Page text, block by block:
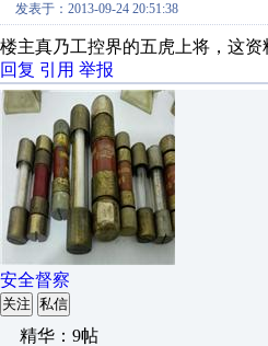
发表于：2013-09-24 20:51:38
楼主真乃工控界的五虎上将，这
回复 引用 举报
安全督察
关注 私信
精华：9帖